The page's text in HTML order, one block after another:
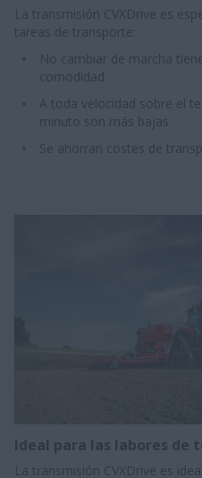
La transmisión CVXDrive es
tareas de transporte:​​
No cambiar de marcha
comodidad
A toda velocidad sobre el
minuto son más bajas​
Se ahorran costes de
Ideal para las labores de
La transmisión CVXDrive es